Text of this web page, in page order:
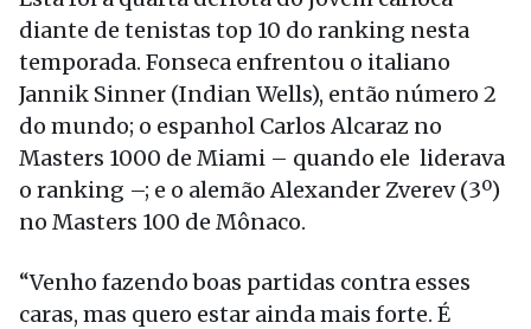
diante de tenistas top 10 do ranking nesta
temporada. Fonseca enfrentou o italiano
Jannik Sinner (Indian Wells), então número 2
do mundo; o espanhol Carlos Alcaraz no
Masters 1000 de Miami – quando ele liderava
o ranking –; e o alemão Alexander Zverev (3º)
no Masters 100 de Mônaco.
“Venho fazendo boas partidas contra esses
caras, mas quero estar ainda mais forte. É